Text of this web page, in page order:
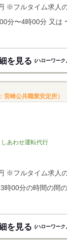
の場合は月額（換算額）、パート求人
を見る (ハローワーク
崎公共職業安定所）
あわせ運転代行
の場合は月額（換算額）、パート求人
を見る (ハローワーク